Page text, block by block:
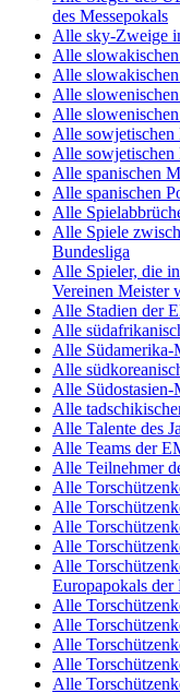
des Messepokals
Alle sky-Zweige
Alle
Alle
Alle
Alle
Alle sowjetischen
Alle sowjetischen
Alle spanischen
Alle spanischen
Alle
Alle Spiele
Bundesliga
Alle Spieler, die
Vereinen Meister
Alle Stadien der
Alle
Alle Südamerika-
Alle
Alle Südostasien-
Alle
Alle Talente des
Alle Teams der
Alle Teilnehmer
Alle
Alle
Alle
Alle
Alle
Europapokals der
Alle
Alle
Alle
Alle
Alle